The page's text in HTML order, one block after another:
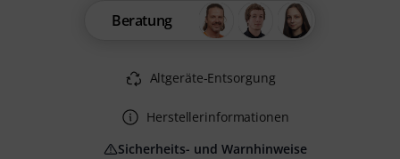
Beratung
Altgeräte-Entsorgung
Herstellerinformationen
Sicherheits- und Warnhinweise